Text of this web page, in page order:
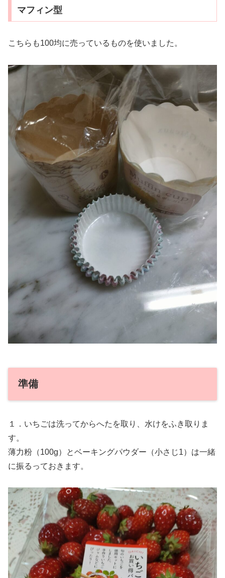
マフィン型
こちらも100均に売っているものを使いました。
準備
１．いちごは洗ってからへたを取り、水けをふき取りま
す。
薄力粉（100g）とベーキングパウダー（小さじ1）は一緒
に振るっておきます。